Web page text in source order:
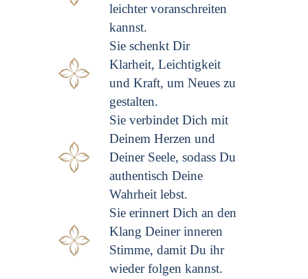
leichter voranschreiten
kannst.
Sie schenkt Dir
Klarheit, Leichtigkeit
und Kraft, um Neues zu
gestalten.
Sie verbindet Dich mit
Deinem Herzen und
Deiner Seele, sodass Du
authentisch Deine
Wahrheit lebst.
Sie erinnert Dich an den
Klang Deiner inneren
Stimme, damit Du ihr
wieder folgen kannst.